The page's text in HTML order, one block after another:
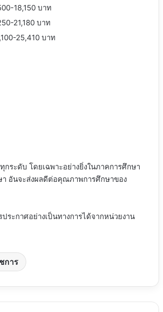
18,150 บาท
21,180 บาท
25,410 บาท
ระดับ โดยเฉพาะอย่างยิ่งในภาคการศึกษา
า อันจะส่งผลดีต่อคุณภาพการศึกษาของ
ระกาศอย่างเป็นทางการได้จากหน่วยงาน
การ